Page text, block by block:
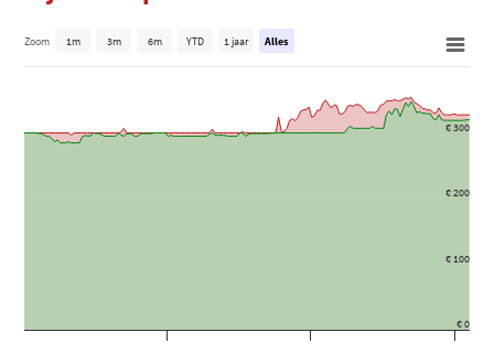
€ 0
€ 100
€ 200
€ 300
Zoom 1m 3m 6m YTD 1 jaar Alles